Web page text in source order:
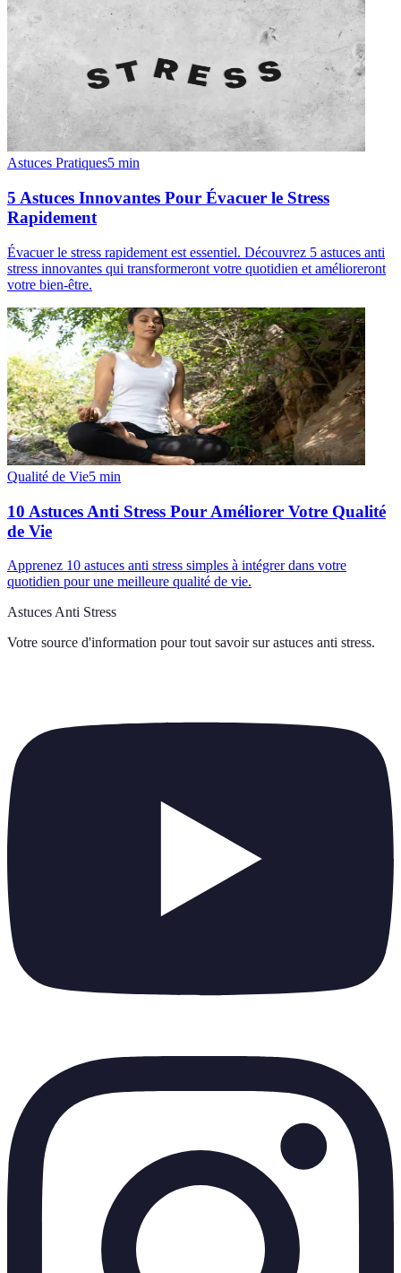
Astuces Pratiques5 min
5 Astuces Innovantes Pour Évacuer le Stress
Rapidement
Évacuer le stress rapidement est essentiel. Découvrez 5 astuces anti
stress innovantes qui transformeront votre quotidien et amélioreront
votre bien-être.
Qualité de Vie5 min
10 Astuces Anti Stress Pour Améliorer Votre Qualité
de Vie
Apprenez 10 astuces anti stress simples à intégrer dans votre
quotidien pour une meilleure qualité de vie.
Astuces Anti Stress
Votre source d'information pour tout savoir sur astuces anti stress.